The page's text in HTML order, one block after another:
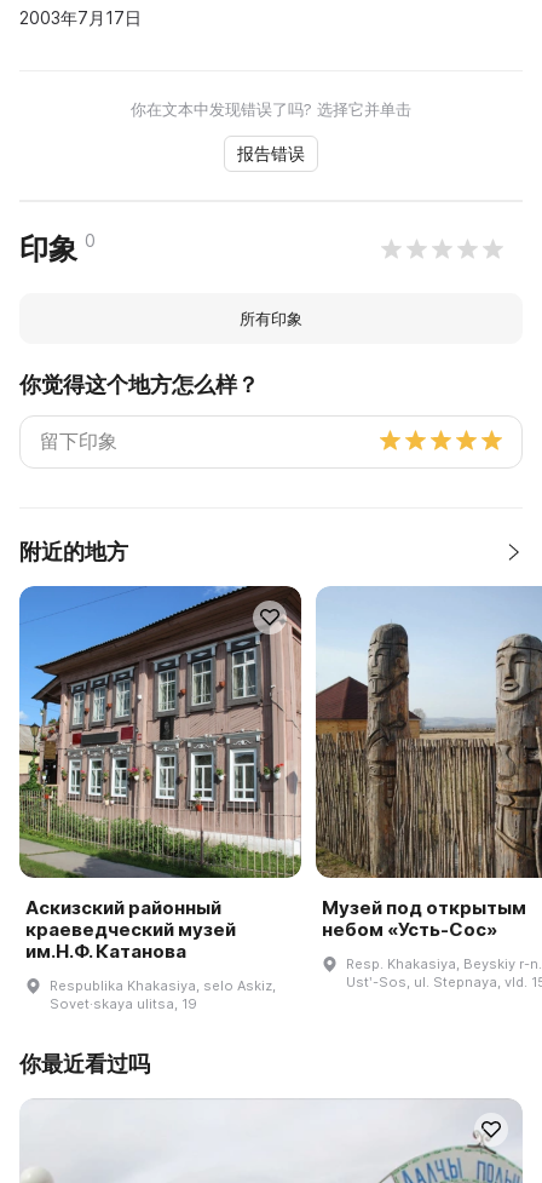
2003年7月17日
你在文本中发现错误了吗? 选择它并单击
报告错误
印象 0
所有印象
你觉得这个地方怎么样？
附近的地方
Аскизский районный
краеведческий музей
им.Н.Ф. Катанова
Respublika Khakasiya, selo Askiz,
Sovet·skaya ulitsa, 19
Музей под открытым
небом «Усть-Сос»
Resp. Khakasiya, Beyskiy r-
Ustʹ-Sos, ul. Stepnaya, vld.
你最近看过吗